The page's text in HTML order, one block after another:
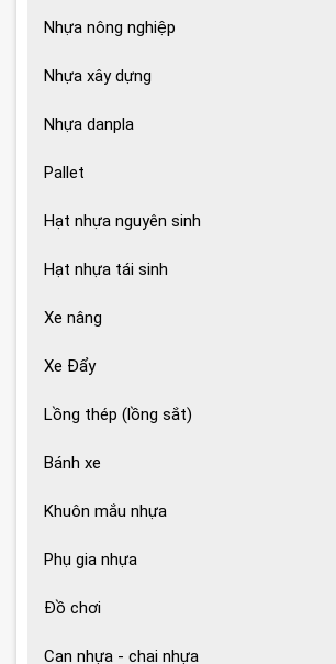
Nhựa nông nghiệp
Nhựa xây dựng
Nhựa danpla
Pallet
Hạt nhựa nguyên sinh
Hạt nhựa tái sinh
Xe nâng
Xe Đẩy
Lồng thép (lồng sắt)
Bánh xe
Khuôn mắu nhựa
Phụ gia nhựa
Đồ chơi
Can nhựa - chai nhựa